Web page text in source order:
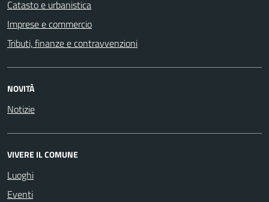
Catasto e urbanistica
Imprese e commercio
Tributi, finanze e contravvenzioni
NOVITÀ
Notizie
VIVERE IL COMUNE
Luoghi
Eventi